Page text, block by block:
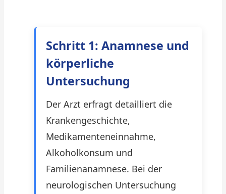
Schritt 1: Anamnese und
körperliche
Untersuchung
Der Arzt erfragt detailliert die
Krankengeschichte,
Medikamenteneinnahme,
Alkoholkonsum und
Familienanamnese. Bei der
neurologischen Untersuchung